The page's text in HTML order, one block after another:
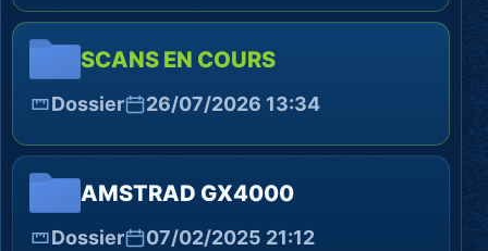
SCANS EN COURS
Dossier 26/07/2026 13:34
AMSTRAD GX4000
Dossier 07/02/2025 21:12